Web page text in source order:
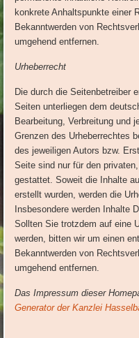
konkrete Anhaltspunkte einer
Bekanntwerden von
umgehend entfernen.
Urheberrecht
Die durch die Seitenbetreiber
Seiten unterliegen dem
Bearbeitung, Verbreitung und
Grenzen des Urheberrechtes
des jeweiligen Autors bzw.
Seite sind nur für den
gestattet. Soweit die Inhalte
erstellt wurden, werden die
Insbesondere werden Inhalte
Sollten Sie trotzdem auf eine
werden, bitten wir um einen
Bekanntwerden von
umgehend entfernen.
Das Impressum dieser
Generator der Kanzlei